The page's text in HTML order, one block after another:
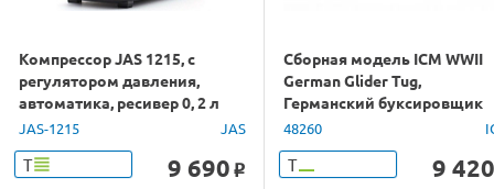
Компрессор JAS 1215, с
регулятором давления,
автоматика, ресивер 0, 2 л
JAS-1215 JAS
Т 9 690 o
Сборная модель ICM WWII
German Glider Tug,
Германский буксировщик
планеров II МВ, 1/48
48260
Т 9 420